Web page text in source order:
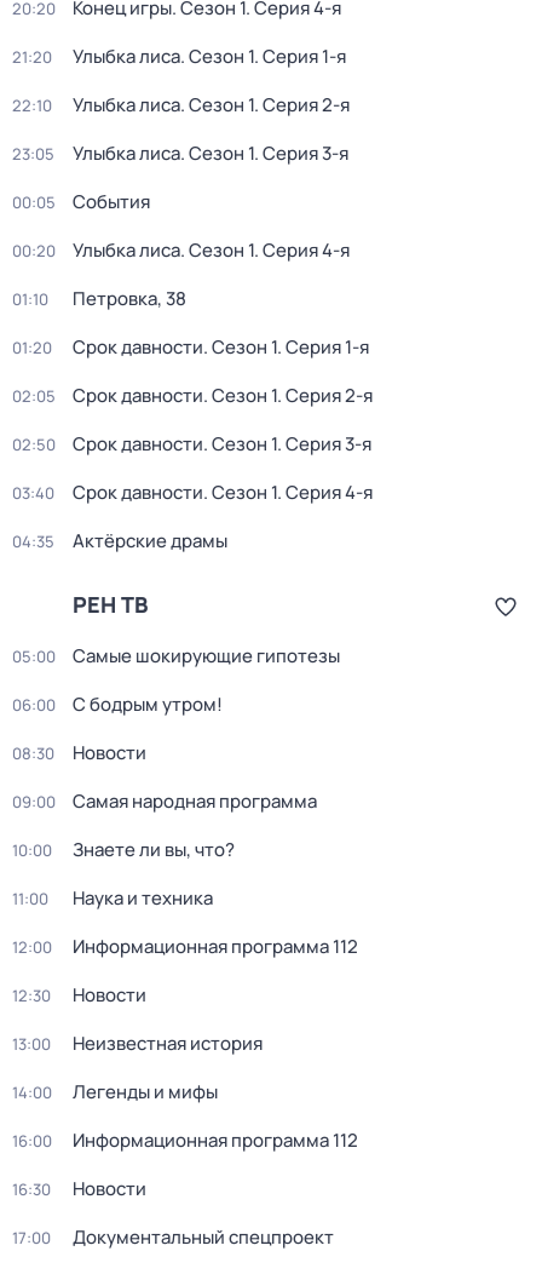
20:20 Конец игры. Сезон 1. Серия 4-я
21:20 Улыбка лиса. Сезон 1. Серия 1-я
22:10 Улыбка лиса. Сезон 1. Серия 2-я
23:05 Улыбка лиса. Сезон 1. Серия 3-я
00:05 События
00:20 Улыбка лиса. Сезон 1. Серия 4-я
01:10 Петровка, 38
01:20 Срок давности. Сезон 1. Серия 1-я
02:05 Срок давности. Сезон 1. Серия 2-я
02:50 Срок давности. Сезон 1. Серия 3-я
03:40 Срок давности. Сезон 1. Серия 4-я
04:35 Актёрские драмы
РЕН ТВ
05:00 Самые шoкиpующие гипотезы
06:00 С бодрым утром!
08:30 Новости
09:00 Самая народная программа
10:00 Знаете ли вы, что?
11:00 Наука и техника
12:00 Информационная программа 112
12:30 Новости
13:00 Неизвестная история
14:00 Легенды и мифы
16:00 Информационная программа 112
16:30 Новости
17:00 Документальный спецпроект